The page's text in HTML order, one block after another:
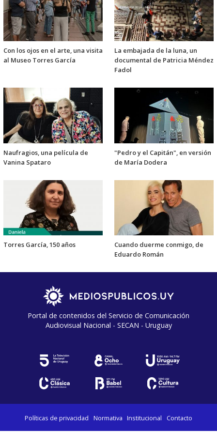
Con los ojos en el arte, una visita
al Museo Torres García
La embajada de la luna, un
documental de Patricia Méndez
Fadol
Naufragios, una película de
Vanina Spataro
"Pedro y el Capitán", en versión
de María Dodera
Torres García, 150 años
Cuando duerme conmigo, de
Eduardo Román
Portal de contenidos del Servicio de Comunicación
Audiovisual Nacional - SECAN - Uruguay
Políticas de privacidad Normativa Institucional Contacto